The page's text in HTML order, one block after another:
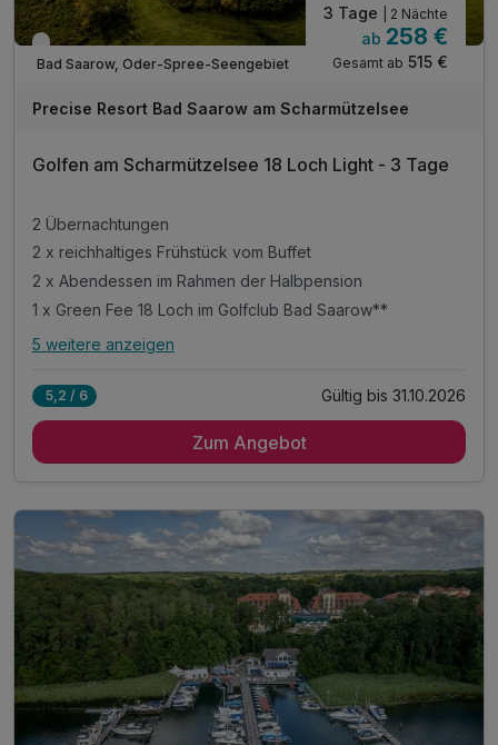
Nur noch bis Oktober
Bad Saarow, Oder-Spree-Seengebiet
3 Tage | 2 Nächte
ab 258 €
Gesamt ab 515 €
Precise Resort Bad Saarow am Scharmützelsee
Golfen am Scharmützelsee 18 Loch Light - 3 Tage
2 Übernachtungen
2 x reichhaltiges Frühstück vom Buffet
2 x Abendessen im Rahmen der Halbpension
1 x Green Fee 18 Loch im Golfclub Bad Saarow**
Alle Inklusivleistungen
2 x reichhaltiges Frühstück vom Buffet
inkl. Nutzung des Wellness- & Fitnessbereichs
inkl. Aktivitätenprogramm vor Ort
inkl. Leihbademantel bei Anreise auf dem Zimmer
inkl. Info-Material für Ausflüge am Hotelempfang
inkl. WLAN im gesamten Hotel
5 weitere anzeigen
5,2 / 6 Gültig bis 31.10.2026
Zum Angebot